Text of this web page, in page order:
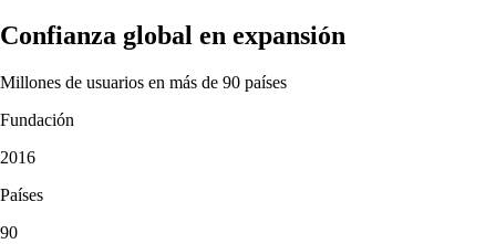
Confianza global en expansión
Millones de usuarios en más de 90 países
Fundación
2016
Países
90